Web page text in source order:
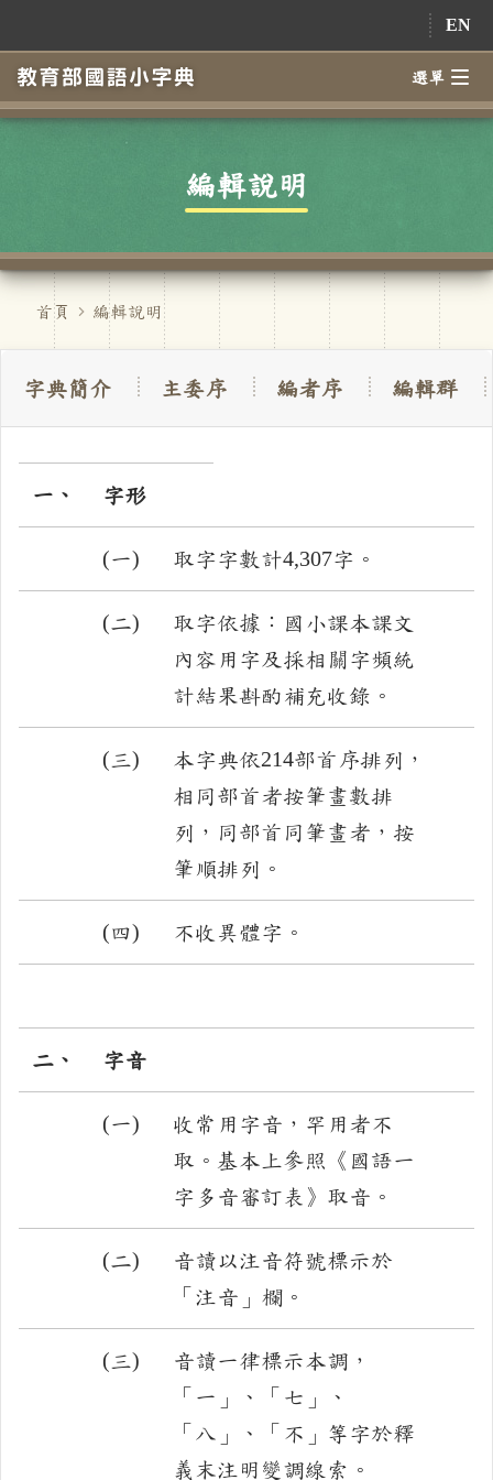
EN
選單
編輯說明
首頁 編輯說明
字典簡介 主委序 編者序 編輯群
一、 字形
(一) 取字字數計4,307字。
(二)
取字依據：國小課本課文
內容用字及採相關字頻統
計結果斟酌補充收錄。
(三)
本字典依214部首序排列，
相同部首者按筆畫數排
列，同部首同筆畫者，按
筆順排列。
(四) 不收異體字。
二、 字音
(一)
收常用字音，罕用者不
取。基本上參照《國語一
字多音審訂表》取音。
(二)
音讀以注音符號標示於
「注音」欄。
(三)
音讀一律標示本調，
「一」、「七」、
「八」、「不」等字於釋
義末注明變調線索。